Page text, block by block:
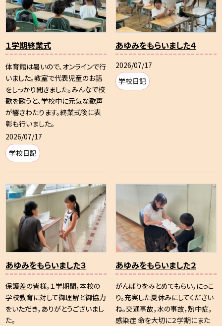
１学期終業式
体育館は暑いので、オンラインで行
いました。教室で代表児童のお話
をしっかり聞きました。みんなで校
歌を歌うと、学校中に元気な歌声
が響きわたります。終業式後に表
彰も行いました。
2026/07/17
学校日記
あゆみをもらいました４
2026/07/17
学校日記
あゆみをもらいました３
保護差の皆様，１学期間，本校の
学校教育に対して御理解と御協力
をいただき，ありがとうございまし
た。
あゆみをもらいました２
がんばりをみとめてもらい，にっこ
り。充実した夏休みにしてください
ね。交通事故，水の事故，熱中症，
感染症 命を大切に２学期にまた